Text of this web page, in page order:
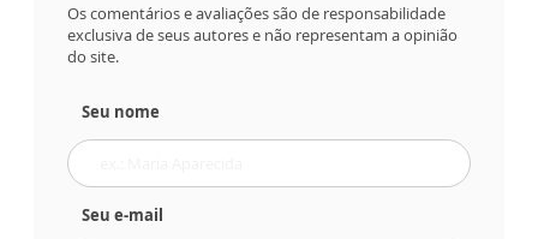
Os comentários e avaliações são de responsabilidade
exclusiva de seus autores e não representam a opinião
do site.
Seu nome
Seu e-mail